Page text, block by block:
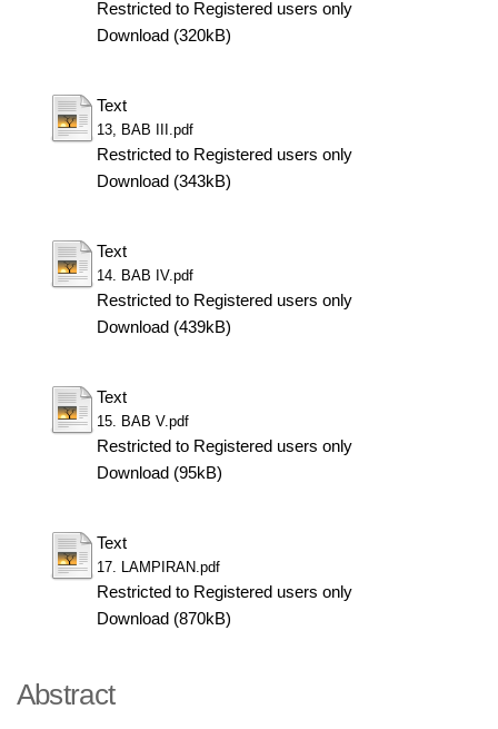
Restricted to Registered users only
Download (320kB)
Text
13, BAB III.pdf
Restricted to Registered users only
Download (343kB)
Text
14. BAB IV.pdf
Restricted to Registered users only
Download (439kB)
Text
15. BAB V.pdf
Restricted to Registered users only
Download (95kB)
Text
17. LAMPIRAN.pdf
Restricted to Registered users only
Download (870kB)
Abstract